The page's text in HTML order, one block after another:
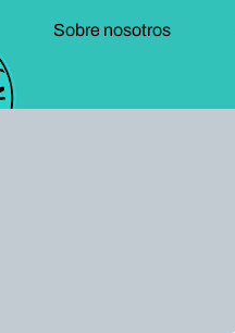
Sobre nosotros